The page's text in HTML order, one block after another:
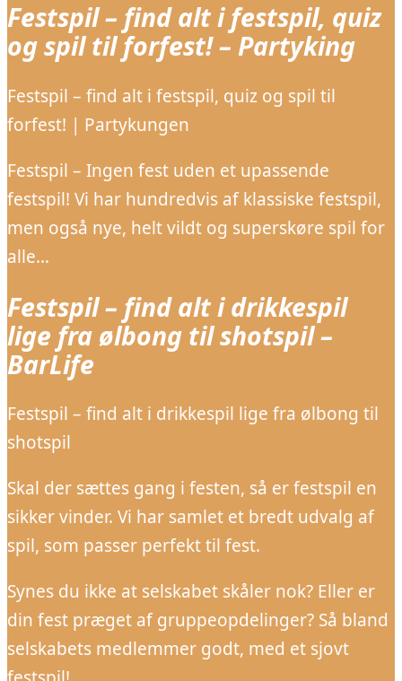
Festspil – find alt i festspil, quiz
og spil til forfest! – Partyking
Festspil – find alt i festspil, quiz og spil til
forfest! | Partykungen
Festspil – Ingen fest uden et upassende
festspil! Vi har hundredvis af klassiske festspil,
men også nye, helt vildt og superskøre spil for
alle…
Festspil – find alt i drikkespil
lige fra ølbong til shotspil –
BarLife
Festspil – find alt i drikkespil lige fra ølbong til
shotspil
Skal der sættes gang i festen, så er festspil en
sikker vinder. Vi har samlet et bredt udvalg af
spil, som passer perfekt til fest.
Synes du ikke at selskabet skåler nok? Eller er
din fest præget af gruppeopdelinger? Så bland
selskabets medlemmer godt, med et sjovt